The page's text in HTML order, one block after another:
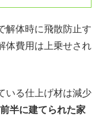
解体時に飛散防止す
体費用は上乗せされ
いる仕上げ材は減少
半に建てられた家